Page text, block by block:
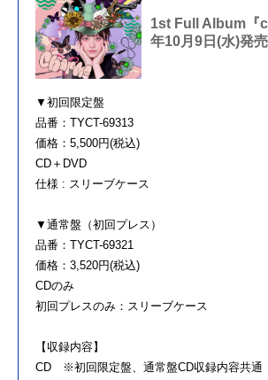
1st Full Album『
年10月9日(水)発売
▼初回限定盤
品番：TYCT-69313
価格：5,500円(税込)
CD＋DVD
仕様 : スリーブケース
▼通常盤（初回プレス）
品番：TYCT-69321
価格：3,520円(税込)
CDのみ
初回プレスのみ：スリーブケース
【収録内容】
CD ※初回限定盤、通常盤CD収録内容共通